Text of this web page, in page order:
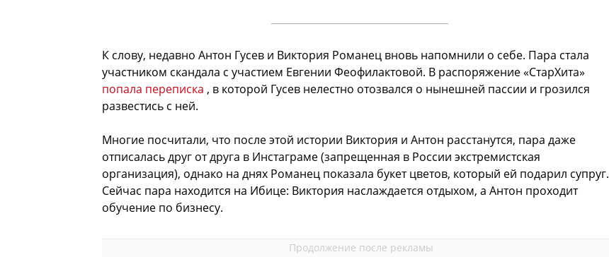
К слову, недавно Антон Гусев и Виктория Романец вновь напомнили о себе. Пара стала
участником скандала с участием Евгении Феофилактовой. В распоряжение «СтарХита»
попала переписка , в которой Гусев нелестно отозвался о нынешней пассии и грозился
развестись с ней.
Многие посчитали, что после этой истории Виктория и Антон расстанутся, пара даже
отписалась друг от друга в Инстаграме (запрещенная в России экстремистская
организация), однако на днях Романец показала букет цветов, который ей подарил супруг.
Сейчас пара находится на Ибице: Виктория наслаждается отдыхом, а Антон проходит
обучение по бизнесу.